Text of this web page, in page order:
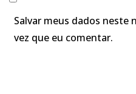
Salvar meus dados neste
vez que eu comentar.